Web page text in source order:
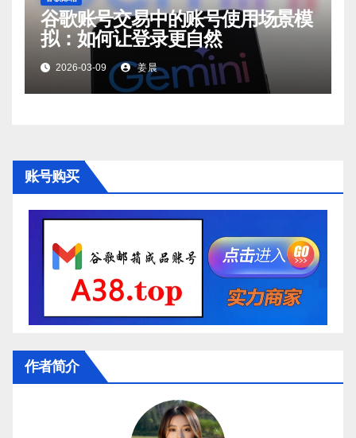
谷歌账号交易中的账号使用场景模
拟：如何让登录更自然
2026-03-09 姜晨
账号购买
作者简介